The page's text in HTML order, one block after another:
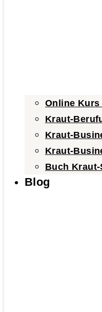
Online
Kraut-
Kraut-
Kraut-
Buch
Blog